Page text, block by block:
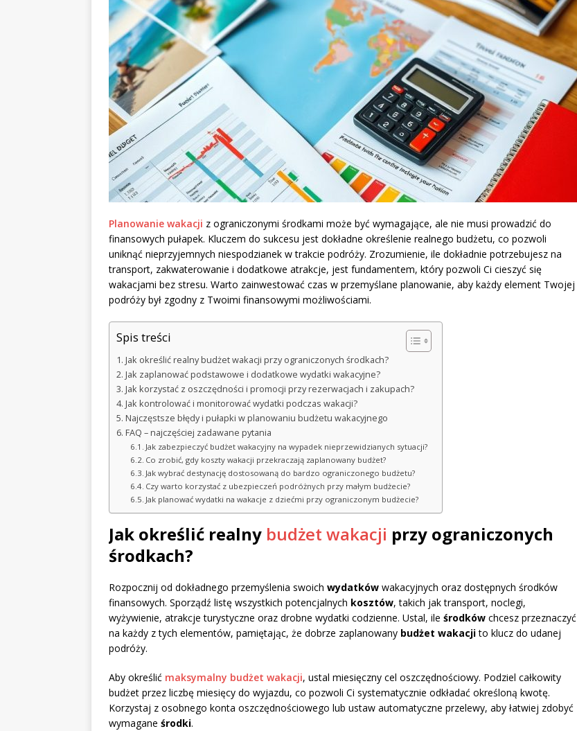
Planowanie wakacji z ograniczonymi środkami może być wymagające, ale nie musi prowadzić do
finansowych pułapek. Kluczem do sukcesu jest dokładne określenie realnego budżetu, co pozwoli
uniknąć nieprzyjemnych niespodzianek w trakcie podróży. Zrozumienie, ile dokładnie potrzebujesz na
transport, zakwaterowanie i dodatkowe atrakcje, jest fundamentem, który pozwoli Ci cieszyć się
wakacjami bez stresu. Warto zainwestować czas w przemyślane planowanie, aby każdy element Twojej
podróży był zgodny z Twoimi finansowymi możliwościami.
Spis treści
Jak określić realny budżet wakacji przy ograniczonych środkach?
Jak zaplanować podstawowe i dodatkowe wydatki wakacyjne?
Jak korzystać z oszczędności i promocji przy rezerwacjach i zakupach?
Jak kontrolować i monitorować wydatki podczas wakacji?
Najczęstsze błędy i pułapki w planowaniu budżetu wakacyjnego
FAQ – najczęściej zadawane pytania
Jak zabezpieczyć budżet wakacyjny na wypadek nieprzewidzianych sytuacji?
Co zrobić, gdy koszty wakacji przekraczają zaplanowany budżet?
Jak wybrać destynację dostosowaną do bardzo ograniczonego budżetu?
Czy warto korzystać z ubezpieczeń podróżnych przy małym budżecie?
Jak planować wydatki na wakacje z dziećmi przy ograniczonym budżecie?
Jak określić realny budżet wakacji przy ograniczonych
środkach?
Rozpocznij od dokładnego przemyślenia swoich wydatków wakacyjnych oraz dostępnych środków
finansowych. Sporządź listę wszystkich potencjalnych kosztów, takich jak transport, noclegi,
wyżywienie, atrakcje turystyczne oraz drobne wydatki codzienne. Ustal, ile środków chcesz przeznaczyć
na każdy z tych elementów, pamiętając, że dobrze zaplanowany budżet wakacjito klucz do udanej
podróży.
Aby określić maksymalny budżet wakacji, ustal miesięczny cel oszczędnościowy. Podziel całkowity
budżet przez liczbę miesięcy do wyjazdu, co pozwoli Ci systematycznie odkładać określoną kwotę.
Korzystaj z osobnego konta oszczędnościowego lub ustaw automatyczne przelewy, aby łatwiej zdobyć
wymagane środki.